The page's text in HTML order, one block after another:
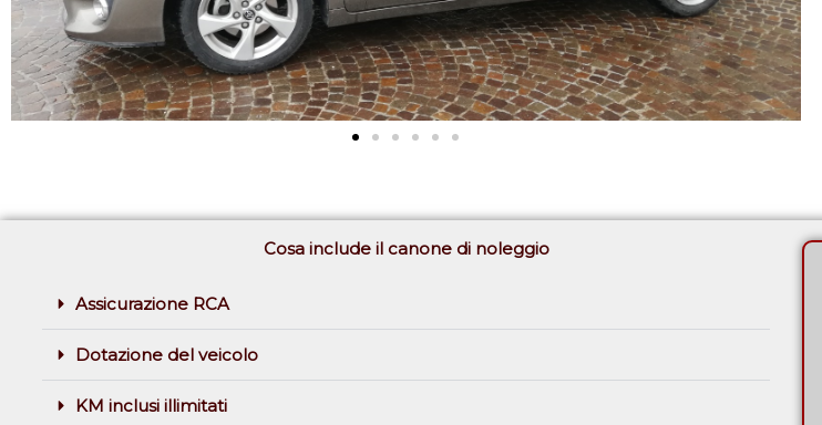
Cosa include il canone di noleggio
Assicurazione RCA
Dotazione del veicolo
KM inclusi illimitati